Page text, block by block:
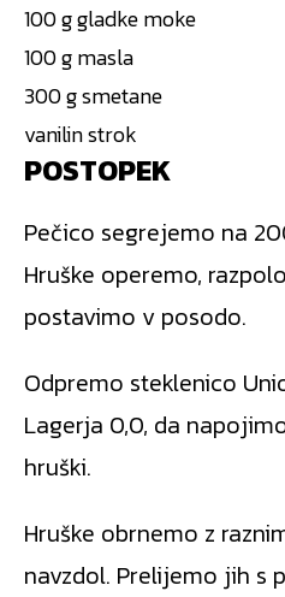
100 g gladke moke
100 g masla
300 g smetane
vanilin strok
POSTOPEK
Pečico segrejemo na
Hruške operemo,
postavimo v posodo.
Odpremo steklenico
Lagerja 0,0, da
hruški.
Hruške obrnemo z
navzdol. Prelijemo jih s